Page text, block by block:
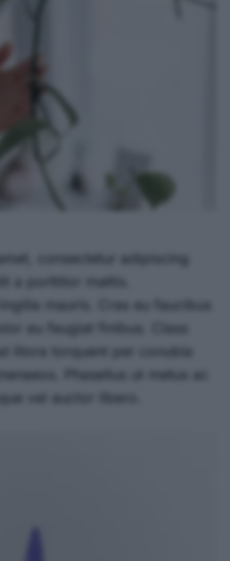
consectetur adipiscing
a porttitor mattis.
mauris. Cras eu faucibus
eu feugiat finibus. Class
litora torquent per conubia
Phasellus ut metus ac
vel auctor libero.